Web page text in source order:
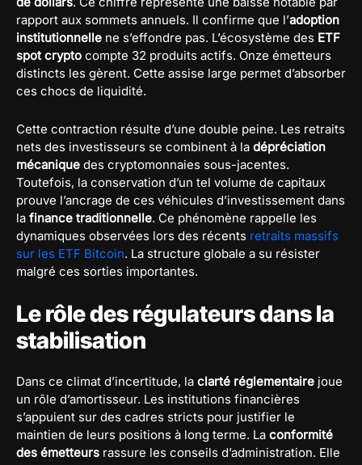
rapport aux sommets annuels. Il confirme que l’adoption
institutionnelle ne s’effondre pas. L’écosystème des ETF
spot crypto compte 32 produits actifs. Onze émetteurs
distincts les gèrent. Cette assise large permet d’absorber
ces chocs de liquidité.
Cette contraction résulte d’une double peine. Les retraits
nets des investisseurs se combinent à la dépréciation
mécanique des cryptomonnaies sous-jacentes.
Toutefois, la conservation d’un tel volume de capitaux
prouve l’ancrage de ces véhicules d’investissement dans
la finance traditionnelle. Ce phénomène rappelle les
dynamiques observées lors des récents retraits massifs
sur les ETF Bitcoin. La structure globale a su résister
malgré ces sorties importantes.
Le rôle des régulateurs dans la
stabilisation
Dans ce climat d’incertitude, la clarté réglementaire joue
un rôle d’amortisseur. Les institutions financières
s’appuient sur des cadres stricts pour justifier le
maintien de leurs positions à long terme. La conformité
des émetteurs rassure les conseils d’administration. Elle